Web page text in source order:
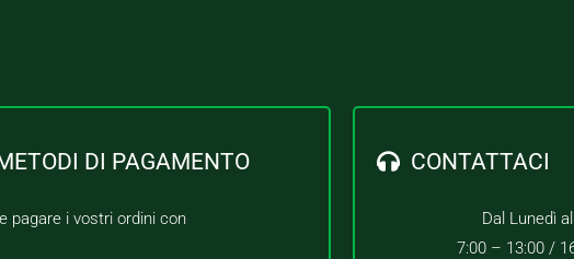
DI PAGAMENTO
pagare i vostri ordini con
CONTATTACI
Dal
7:00 – 13:00 /